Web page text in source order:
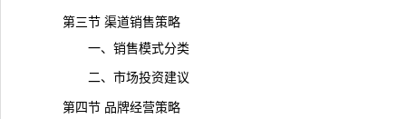
第三节 渠道销售策略
一、销售模式分类
二、市场投资建议
第四节 品牌经营策略